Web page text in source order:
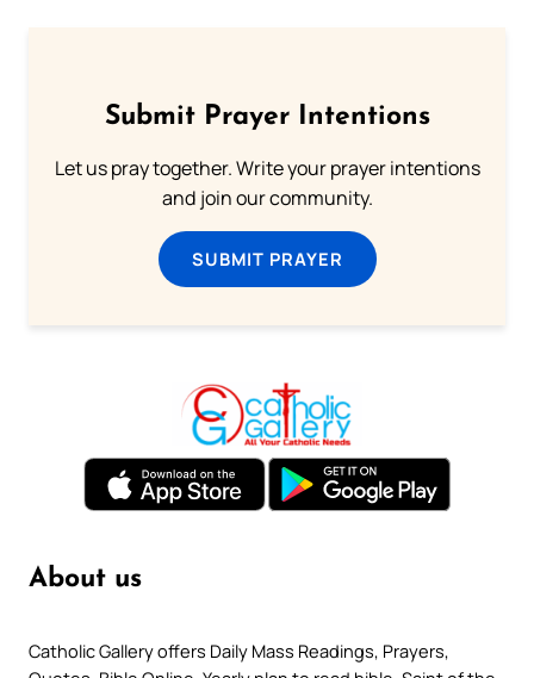
Submit Prayer Intentions
Let us pray together. Write your prayer intentions
and join our community.
SUBMIT PRAYER
About us
Catholic Gallery offers Daily Mass Readings, Prayers,